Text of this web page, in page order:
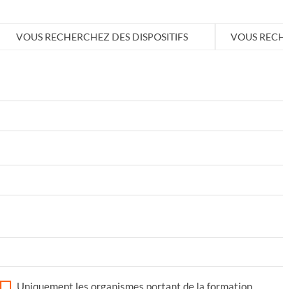
VOUS RECHERCHEZ DES DISPOSITIFS VOUS
Uniquement les organismes portant de la formation